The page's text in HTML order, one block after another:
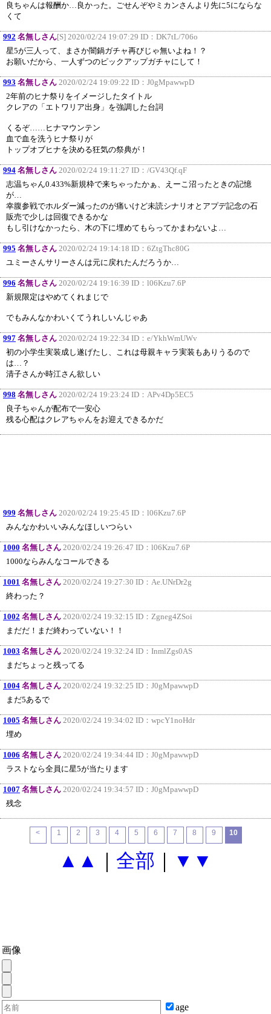
良ちゃんは報酬か…良かった。ごせんぞやミカンさんより先に5にならな
くて
992 名無しさん[S] 2020/02/24 19:07:29 ID： DK7tL/706o
星5が三人って、まさか闇鍋ガチャ再びじゃ無いよね！？
お願いだから、一人ずつのピックアップガチャにして！
993 名無しさん 2020/02/24 19:09:22 ID： J0gMpawwpD
2年前のヒナ祭りをイメージしたタイトル
クレアの「エトワリア出身」を強調した台詞
くるぞ……ヒナマウンテン
血で血を洗うヒナ祭りが
トップオブヒナを決める狂気の祭典が！
994 名無しさん 2020/02/24 19:11:27 ID： /GV43Qf.qF
志温ちゃん0.433%新規枠で来ちゃったかぁ、えーこ沼ったときの記憶
が…
幸腹参戦でホルダー減ったのが痛いけど未読シナリオとアプデ記念の石
販売で少しは回復できるかな
もし引けなかったら、木の下に埋めてもらってかまわないよ…
995 名無しさん 2020/02/24 19:14:18 ID： 6ZtgThc80G
ユミーさんサリーさんは元に戻れたんだろうか…
996 名無しさん 2020/02/24 19:16:39 ID： l06Kzu7.6P
新規限定はやめてくれまじで
でもみんなかわいくてうれしいんじゃあ
997 名無しさん 2020/02/24 19:22:34 ID： e/YkhWmUWv
初の小学生実装成し遂げたし、これは母親キャラ実装もありうるので
は…？
清子さんか時江さん欲しい
998 名無しさん 2020/02/24 19:23:24 ID： APv4Dp5EC5
良子ちゃんが配布で一安心
残る心配はクレアちゃんをお迎えできるかだ
999 名無しさん 2020/02/24 19:25:45 ID： l06Kzu7.6P
みんなかわいいみんなほしいつらい
1000 名無しさん 2020/02/24 19:26:47 ID： l06Kzu7.6P
1000ならみんなコールできる
1001 名無しさん 2020/02/24 19:27:30 ID： Ae.UNrDr2g
終わった？
1002 名無しさん 2020/02/24 19:32:15 ID： Zgneg4ZSoi
まだだ！まだ終わっていない！！
1003 名無しさん 2020/02/24 19:32:24 ID： InmlZgs0AS
まだちょっと残ってる
1004 名無しさん 2020/02/24 19:32:25 ID： J0gMpawwpD
まだ5あるで
1005 名無しさん 2020/02/24 19:34:02 ID： wpcY1noHdr
埋め
1006 名無しさん 2020/02/24 19:34:44 ID： J0gMpawwpD
ラストなら全員に星5が当たります
1007 名無しさん 2020/02/24 19:34:57 ID： J0gMpawwpD
残念
< 1 2 3 4 5 6 7 8 9 10
▲▲ 全部 ▼▼
画像
age